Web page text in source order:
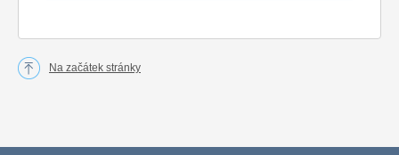
Na začátek stránky